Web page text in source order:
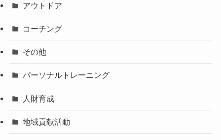
アウトドア
コーチング
その他
パーソナルトレーニング
人財育成
地域貢献活動